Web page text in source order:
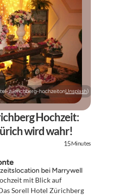
zuerichberg-hochzeitonUnsplash)
Hochzeit:
wird wahr!
15Minutes
bei Marrywell
mit Blick auf
Sorell Hotel Zürichberg